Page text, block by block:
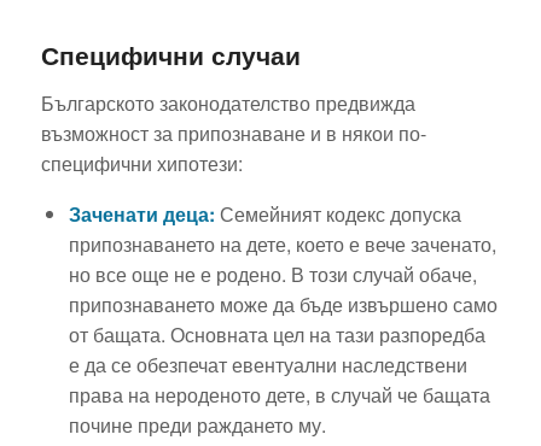
Специфични случаи
Българското законодателство предвижда
възможност за припознаване и в някои по-
специфични хипотези:
Заченати деца: Семейният кодекс допуска
припознаването на дете, което е вече заченато,
но все още не е родено. В този случай обаче,
припознаването може да бъде извършено само
от бащата. Основната цел на тази разпоредба
е да се обезпечат евентуални наследствени
права на нероденото дете, в случай че бащата
почине преди раждането му.